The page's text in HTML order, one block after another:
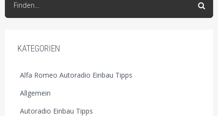
Finden…
KATEGORIEN
Alfa Romeo Autoradio Einbau Tipps
Allgemein
Autoradio Einbau Tipps